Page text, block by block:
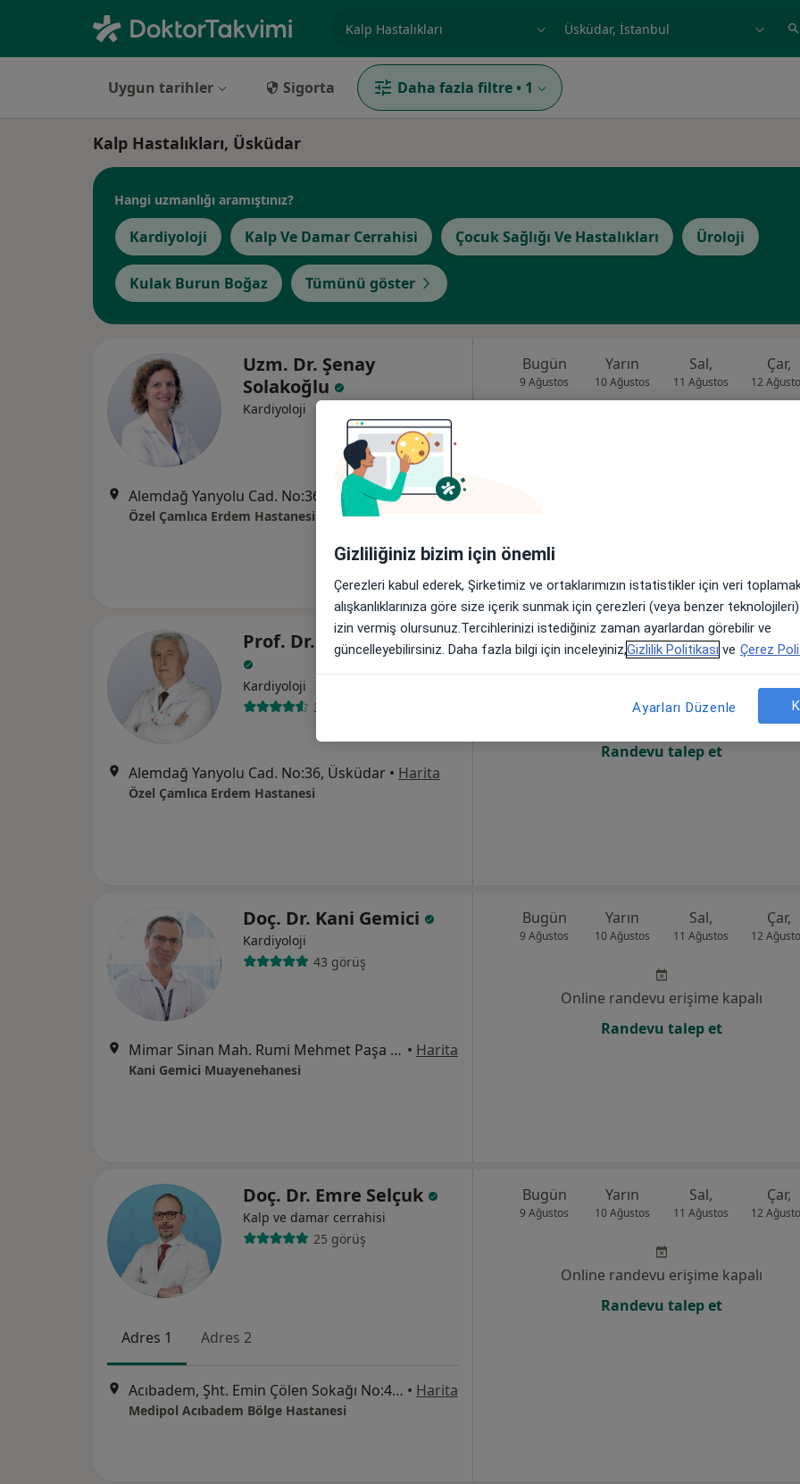
Uzmanlık, ilgi alanı ve hastalık, isimörnek: İstanbul
Uygun tarihler Sigorta Daha fazla filtre • 1
Kalp Hastalıkları, Üsküdar
Hangi uzmanlığı aramıştınız?
Kardiyoloji Kalp Ve Damar Cerrahisi Çocuk Sağlığı Ve Hastalıkları Üroloji
Kulak Burun Boğaz Tümünü göster
Uzm. Dr. Şenay
Solakoğlu
Kardiyoloji
Alemdağ Yanyolu Cad. No:36, Üsküdar•Harita
Özel Çamlıca Erdem Hastanesi
Bugün
9 Ağustos
Yarın
10 Ağustos
Sal,
11 Ağustos
Çar,
12
Prof. Dr. Emrullah Başar
Kardiyoloji
3 görüş
Alemdağ Yanyolu Cad. No:36, Üsküdar • Harita
Özel Çamlıca Erdem Hastanesi
Bugün
9 Ağustos
Yarın
10 Ağustos
Sal,
11 Ağustos
Çar,
12
Online randevu erişime kapalı
Randevu talep et
Doç. Dr. Kani Gemici
Kardiyoloji
43 görüş
Mimar Sinan Mah. Rumi Mehmet Paşa Sok. Deniz Apt. No: 6/5, İstanbul • Harita
Kani Gemici Muayenehanesi
Bugün
9 Ağustos
Yarın
10 Ağustos
Sal,
11 Ağustos
Çar,
12
Online randevu erişime kapalı
Randevu talep et
Doç. Dr. Emre Selçuk
Kalp ve damar cerrahisi
25 görüş
Adres 1 Adres 2
Acıbadem, Şht. Emin Çölen Sokağı No:4, 34718, İstanbul • Harita
Medipol Acıbadem Bölge Hastanesi
Bugün
9 Ağustos
Yarın
10 Ağustos
Sal,
11 Ağustos
Çar,
12
Online randevu erişime kapalı
Randevu talep et
Gizliliğiniz bizim için önemli
Çerezleri kabul ederek, Şirketimiz ve ortaklarımızın istatistikler için veri
alışkanlıklarınıza göre size içerik sunmak için çerezleri (veya benzer
izin vermiş olursunuz.Tercihlerinizi istediğiniz zaman ayarlardan görebilir ve
güncelleyebilirsiniz. Daha fazla bilgi için inceleyiniz,Gizlilik Politikası ve Çerez
Ayarları Düzenle